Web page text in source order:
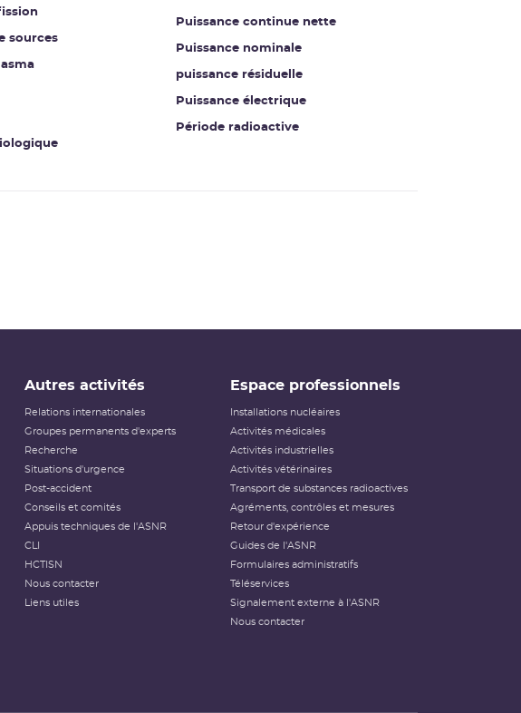
sources
Puissance continue nette
Puissance nominale
puissance résiduelle
Puissance électrique
Période radioactive
Autres activités
Relations internationales
Groupes permanents d'experts
Recherche
Situations d'urgence
Post-accident
Conseils et comités
Appuis techniques de l'ASNR
CLI
HCTISN
Nous contacter
Liens utiles
Espace professionnels
Installations nucléaires
Activités médicales
Activités industrielles
Activités vétérinaires
Transport de substances radioactives
Agréments, contrôles et mesures
Retour d'expérience
Guides de l'ASNR
Formulaires administratifs
Téléservices
Signalement externe à l'ASNR
Nous contacter